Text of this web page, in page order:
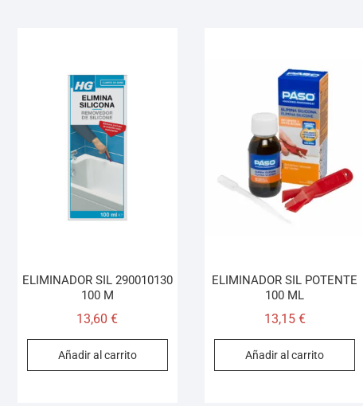
ELIMINADOR SIL 290010130
100 M
13,60€
Añadir al carrito
ELIMINADOR SIL POTENTE
100 ML
13,15 €
Añadir al carrito